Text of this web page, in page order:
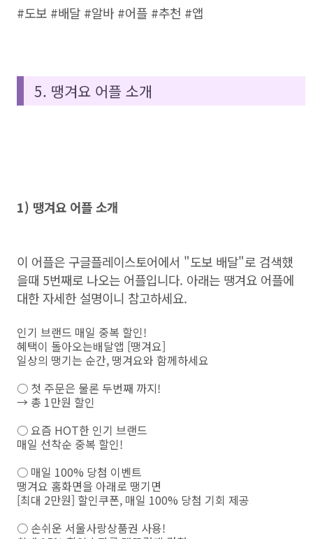
#도보 #배달 #알바 #어플 #추천 #앱
5. 땡겨요 어플 소개
1) 땡겨요 어플 소개
이 어플은 구글플레이스토어에서 "도보 배달"로 검색했
을때 5번째로 나오는 어플입니다. 아래는 땡겨요 어플에
대한 자세한 설명이니 참고하세요.
인기 브랜드 매일 중복 할인!
혜택이 돌아오는배달앱 [땡겨요]
일상의 땡기는 순간, 땡겨요와 함께하세요
○ 첫 주문은 물론 두번째 까지!
→ 총 1만원 할인
○ 요즘 HOT한 인기 브랜드
매일 선착순 중복 할인!
○ 매일 100% 당첨 이벤트
땡겨요 홈화면을 아래로 땡기면
[최대 2만원] 할인쿠폰, 매일 100% 당첨 기회 제공
○ 손쉬운 서울사랑상품권 사용!